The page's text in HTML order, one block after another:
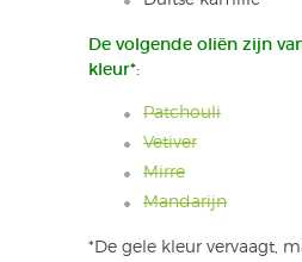
De volgende oliën zijn
kleur*:
Patchouli
Vetiver
Mirre
Mandarijn
*De gele kleur vervaagt,